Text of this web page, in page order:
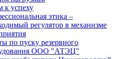
к успеху
этика –
регулятор в механизме
по пуску резервного
ООО "АТЭЦ"